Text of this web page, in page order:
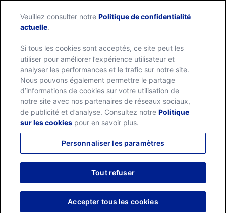
content
Nature
Valley
page
Search
for:
De délicieux ingrédients,
sélectionnés avec soin
Nous fabriquons nos produits avec
des ingrédients que vous connaissez.
Sans arômes artificiels, sans
colorants et sans conservateurs.
Veuillez consulter notre Politique de confidentialité
actuelle.
Si tous les cookies sont acceptés, ce site peut les
utiliser pour améliorer l’expérience utilisateur et
analyser les performances et le trafic sur notre site.
Nous pouvons également permettre le partage
d’informations de cookies sur votre utilisation de
notre site avec nos partenaires de réseaux sociaux,
de publicité et d’analyse. Consultez notre Politique
sur les cookiespour en savoir plus.
Personnaliser les paramètres
Tout refuser
Accepter tous les cookies